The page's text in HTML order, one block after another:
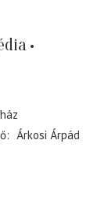
Árkosi Árpád